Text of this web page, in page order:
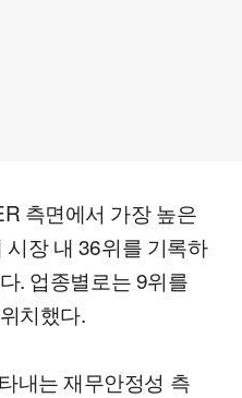
측면에서 가장 높은
장 내 36위를 기록하
. 업종별로는 9위를
치했다.
내는 재무안정성 측